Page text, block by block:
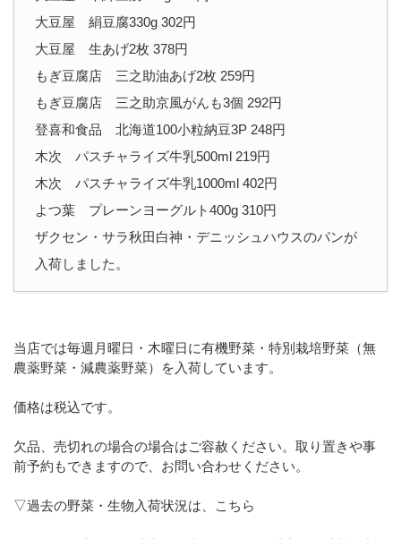
大豆屋 絹豆腐330g 302円
大豆屋 生あげ2枚 378円
もぎ豆腐店 三之助油あげ2枚 259円
もぎ豆腐店 三之助京風がんも3個 292円
登喜和食品 北海道100小粒納豆3P 248円
木次 パスチャライズ牛乳500ml 219円
木次 パスチャライズ牛乳1000ml 402円
よつ葉 プレーンヨーグルト400g 310円
ザクセン・サラ秋田白神・デニッシュハウスのパンが
入荷しました。
当店では毎週月曜日・木曜日に有機野菜・特別栽培野菜（無
農薬野菜・減農薬野菜）を入荷しています。
価格は税込です。
欠品、売切れの場合の場合はご容赦ください。取り置きや事
前予約もできますので、お問い合わせください。
▽過去の野菜・生物入荷状況は、こちら